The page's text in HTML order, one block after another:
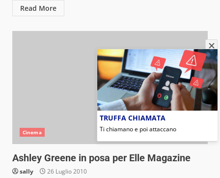
Read More
Cinema
Ashley Greene in posa per Elle Magazine
sally 26 Luglio 2010
TRUFFA CHIAMATA
Ti chiamano e poi attaccano